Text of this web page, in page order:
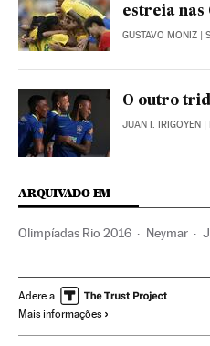
estreia nas
GUSTAVO MONIZ |
O outro
JUAN I. IRIGOYEN |
ARQUIVADO EM
Olimpíadas Rio 2016 Neymar
América Esportes Programação
Adere a
Mais informações